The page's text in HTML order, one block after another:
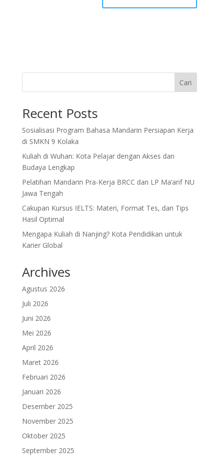
Cari
Recent Posts
Sosialisasi Program Bahasa Mandarin Persiapan Kerja
di SMKN 9 Kolaka
Kuliah di Wuhan: Kota Pelajar dengan Akses dan
Budaya Lengkap
Pelatihan Mandarin Pra-Kerja BRCC dan LP Ma’arif NU
Jawa Tengah
Cakupan Kursus IELTS: Materi, Format Tes, dan Tips
Hasil Optimal
Mengapa Kuliah di Nanjing? Kota Pendidikan untuk
Karier Global
Archives
Agustus 2026
Juli 2026
Juni 2026
Mei 2026
April 2026
Maret 2026
Februari 2026
Januari 2026
Desember 2025
November 2025
Oktober 2025
September 2025